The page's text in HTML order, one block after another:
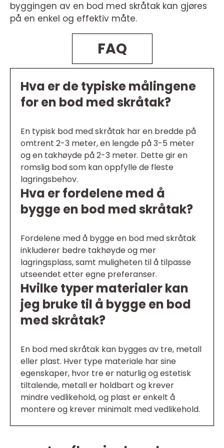
byggingen av en bod med skråtak kan gjøres
på en enkel og effektiv måte.
FAQ
Hva er de typiske målingene
for en bod med skråtak?
En typisk bod med skråtak har en bredde på
omtrent 2-3 meter, en lengde på 3-5 meter
og en takhøyde på 2-3 meter. Dette gir en
romslig bod som kan oppfylle de fleste
lagringsbehov.
Hva er fordelene med å
bygge en bod med skråtak?
Fordelene med å bygge en bod med skråtak
inkluderer bedre takhøyde og mer
lagringsplass, samt muligheten til å tilpasse
utseendet etter egne preferanser.
Hvilke typer materialer kan
jeg bruke til å bygge en bod
med skråtak?
En bod med skråtak kan bygges av tre, metall
eller plast. Hver type materiale har sine
egenskaper, hvor tre er naturlig og estetisk
tiltalende, metall er holdbart og krever
mindre vedlikehold, og plast er enkelt å
montere og krever minimalt med vedlikehold.